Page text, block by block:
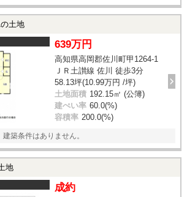
土地
639万円
高知県高岡郡佐川町甲1264-1
ＪＲ土讃線 佐川 徒歩3分
58.13坪(10.99万円 /坪)
土地面積 192.15㎡ (公簿)
建ぺい率 60.0(%)
容積率 200.0(%)
築条件はありません。
地
成約